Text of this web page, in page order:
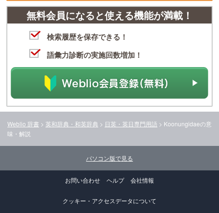
無料会員になると使える機能が満載！
検索履歴を保存できる！
語彙力診断の実施回数増加！
Weblio 辞書 > 英和辞典・和英辞典 > 日英・英日専門用語 > Koonungidaeの意
味・解説
パソコン版で見る
お問い合わせ ヘルプ 会社情報
クッキー・アクセスデータについて